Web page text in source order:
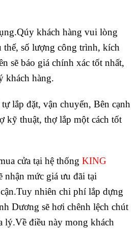
khách hàng vui lòng
thể, số lượng công trình, kích
sẽ báo giá chính xác tốt nhất,
khách hàng.
lắp đặt, vận chuyển, Bên cạnh
kỹ thuật, thợ lắp một cách tốt
cửa tại hệ thống KING
nhận mức giá ưu đãi tại
nhiên chi phí lắp dựng
Dương sẽ hơi chênh lệch chút
lý.Về điều này mong khách